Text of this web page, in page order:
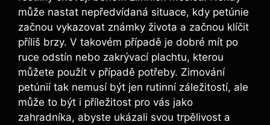
může nastat nepředvídaná situace, kdy petúnie
začnou vykazovat známky života a začnou klíčit
příliš brzy. V takovém případě je dobré mít po
ruce odstín nebo zakrývací plachtu, kterou
můžete použít v případě potřeby. Zimování
petúnií tak nemusí být jen rutinní záležitostí, ale
může to být i příležitost pro vás jako
zahradníka, abyste ukázali svou trpělivost a